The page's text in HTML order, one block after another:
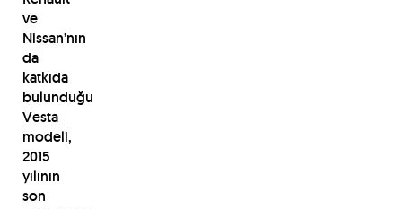
ve
Nissan’nın
da
katkıda
bulunduğu
Vesta
modeli,
2015
yılının
son